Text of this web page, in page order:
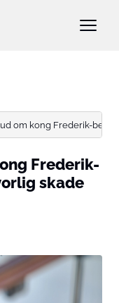
om kong Frederik-
Frederik-
skade